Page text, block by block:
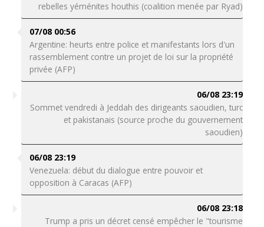
rebelles yéménites houthis (coalition menée par Ryad)
07/08 00:56
Argentine: heurts entre police et manifestants lors d'un
rassemblement contre un projet de loi sur la propriété
privée (AFP)
06/08 23:19
Sommet vendredi à Jeddah des dirigeants saoudien, turc
et pakistanais (source proche du gouvernement
saoudien)
06/08 23:19
Venezuela: début du dialogue entre pouvoir et
opposition à Caracas (AFP)
06/08 23:18
Trump a pris un décret censé empêcher le "tourisme